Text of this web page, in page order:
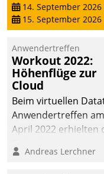
14. September 2026
15. September 2026
Anwendertreffen
Workout 2022:
Höhenflüge zur
Cloud
Beim virtuellen
Anwendertreffen
April 2022 erhielten
Teilnehmer
Andreas Lerchner